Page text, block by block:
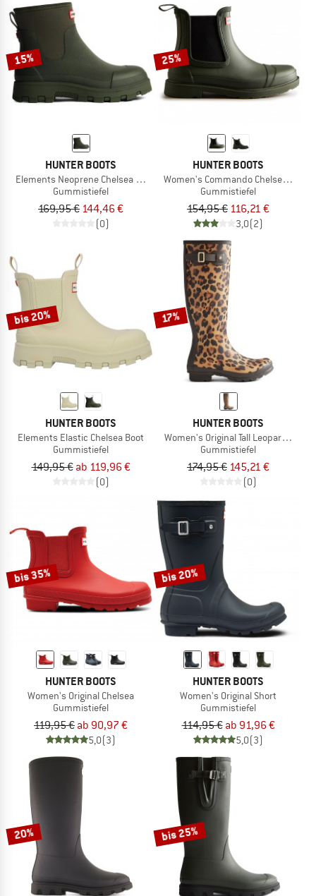
15%
HUNTER BOOTS
Elements Neoprene Chelsea Boot
Gummistiefel
169,95 € 144,46 €
(0)
25%
HUNTER BOOTS
Women's Commando Chelsea Boot
Gummistiefel
154,95 € 116,21 €
3,0(2)
bis 20%
HUNTER BOOTS
Elements Elastic Chelsea Boot
Gummistiefel
149,95 € ab 119,96 €
(0)
17%
HUNTER BOOTS
Women's Original Tall Leopard Boot
Gummistiefel
174,95 € 145,21 €
(0)
bis 35%
HUNTER BOOTS
Women's Original Chelsea
Gummistiefel
119,95 € ab 90,97 €
5,0(3)
bis 20%
HUNTER BOOTS
Women's Original Short
Gummistiefel
114,95 € ab 91,96 €
5,0(3)
20% bis 25%